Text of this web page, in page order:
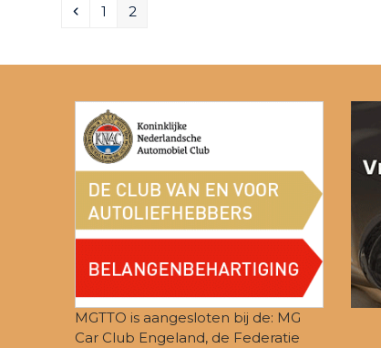
Previous
Page
1 Page
2
MGTTO is aangesloten bij de: MG
Car Club Engeland, de Federatie